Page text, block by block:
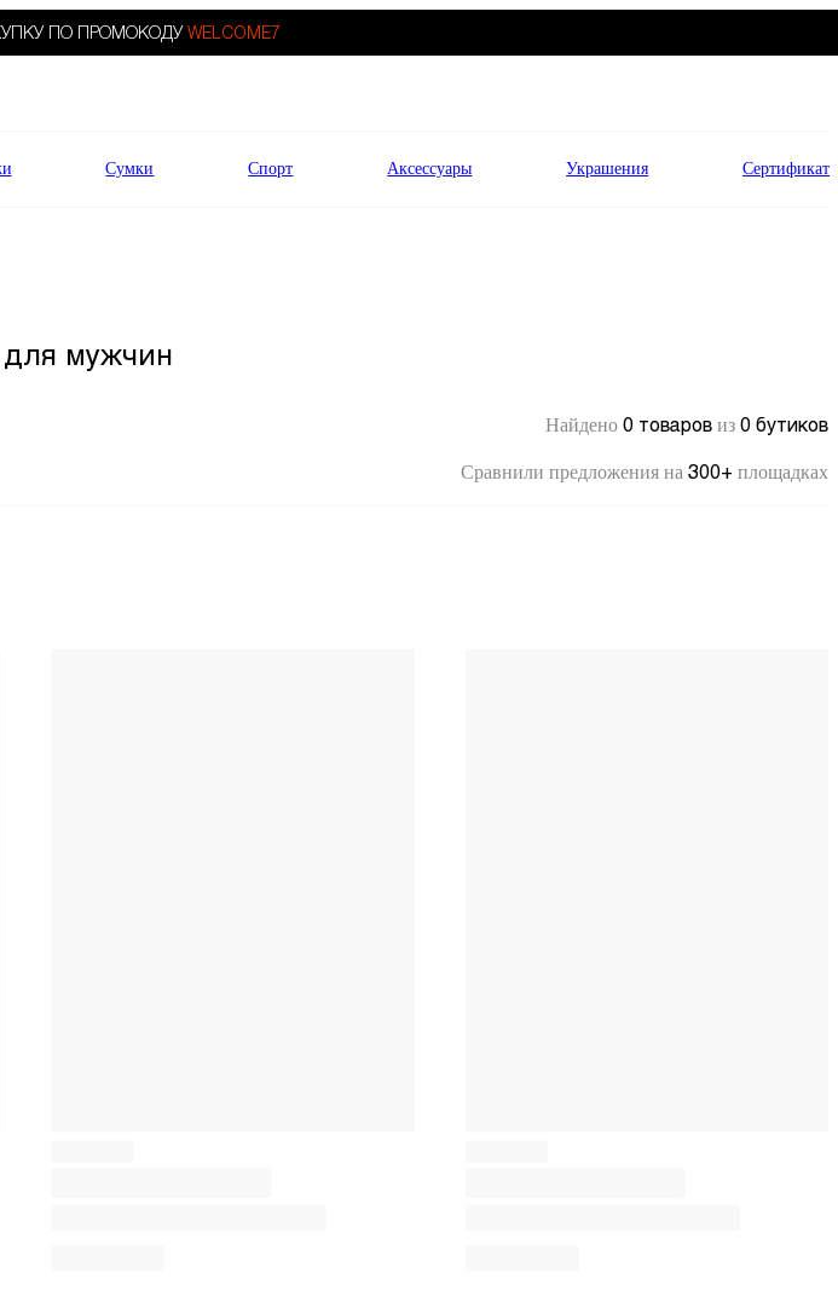
ПО ПРОМОКОДУ WELCOME7
Сумки Спорт Аксессуары Украшения Сертификат
мужчин
Найдено 0 товаров из 0 бутиков
Сравнили предложения на 300+ площадках